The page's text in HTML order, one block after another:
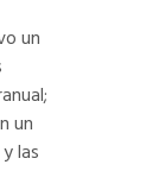
un
un
las